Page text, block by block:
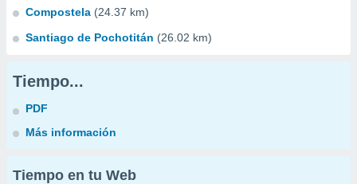
Compostela (24.37 km)
Santiago de Pochotitán (26.02 km)
Tiempo...
PDF
Más información
Tiempo en tu Web